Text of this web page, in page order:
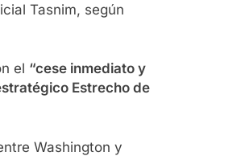
Tasnim, según
el “cese inmediato y
Estrecho de
Washington y